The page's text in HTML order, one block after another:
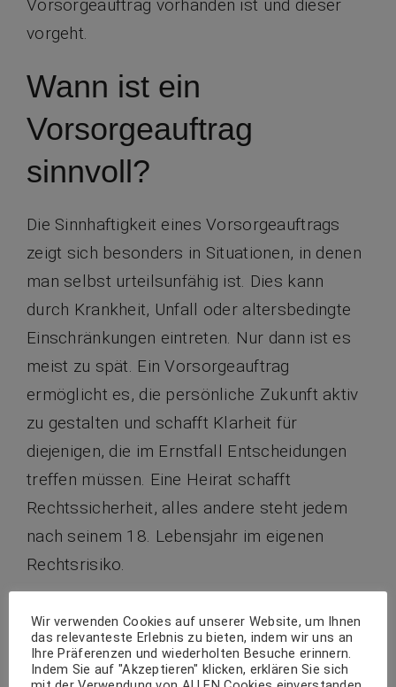
Vorsorgeauftrag vorhanden ist und dieser
vorgeht.
Wann ist ein
Vorsorgeauftrag
sinnvoll?
Die Sinnhaftigkeit eines Vorsorgeauftrags
zeigt sich besonders in Situationen, in denen
man selbst urteilsunfähig ist. Dies kann
durch Krankheit, Unfall oder altersbedingte
Einschränkungen eintreten. Nur dann ist es
meist zu spät. Ein Vorsorgeauftrag
ermöglicht es, die persönliche Zukunft aktiv
zu gestalten und schafft Klarheit für
diejenigen, die im Ernstfall Entscheidungen
treffen müssen. Eine Heirat schafft
Rechtssicherheit, alles andere steht jedem
nach seinem 18. Lebensjahr im eigenen
Rechtsrisiko.
Erhaltung der persönlichen
Autonomie
Wir verwenden Cookies auf unserer Website, um Ihnen
das relevanteste Erlebnis zu bieten, indem wir uns an
Ihre Präferenzen und wiederholten Besuche erinnern.
Indem Sie auf "Akzeptieren" klicken, erklären Sie sich